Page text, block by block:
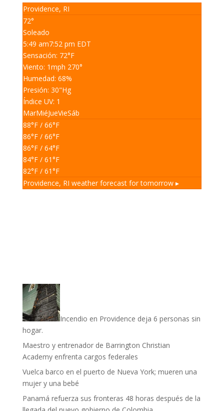
Providence, RI
72°
Soleado
5:49 am7:52 pm EDT
Sensación: 72°F
Viento: 1mph 270°
Humedad: 68%
Presión: 30"Hg
Índice UV: 1
MarMiéJueVieSáb
88°F/ 66°F
86°F/ 66°F
86°F/ 64°F
84°F/ 61°F
82°F/ 61°F
Providence, RI weather forecast for tomorrow ▸
Incendio en Providence deja 6 personas sin
hogar.
Maestro y entrenador de Barrington Christian
Academy enfrenta cargos federales
Vuelca barco en el puerto de Nueva York; mueren una
mujer y una bebé
Panamá refuerza sus fronteras 48 horas después de la